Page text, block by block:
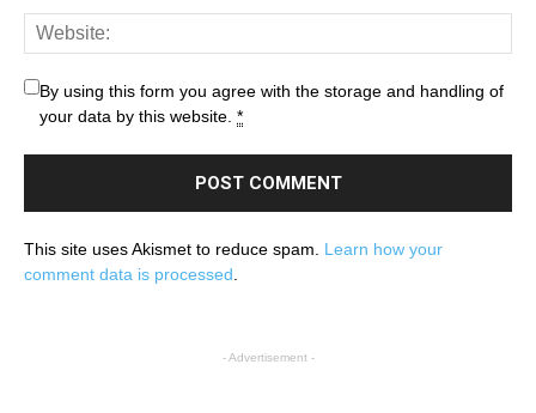
By using this form you agree with the storage and handling of
your data by this website. *
This site uses Akismet to reduce spam. Learn how your
comment data is processed
- Advertisement -